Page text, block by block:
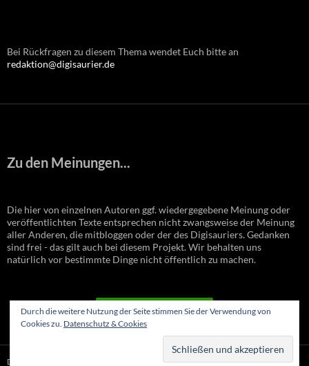
Bei Rückfragen zu diesem Thema wendet Euch bitte an
redaktion@digisaurier.de
Zu den Meinungen...
Die hier von einzelnen Autoren ggf. wiedergegebene Meinung oder
veröffentlichten Texte entsprechen nicht zwangsweise der Meinung
aller Anderen, die mitbloggen oder der des Digisauriers. Gedanken
sind frei - das gilt auch bei diesem Projekt. Wir behalten uns
natürlich vor bestimmte Dinge nicht öffentlich zu machen.
VERTRAG WIDERRUFEN
Durch die weitere Nutzung der Seite stimmen Sie der Verwendung von
Cookies zu. Datenschutz & Cookies
Datenschutzerklärung Stolz präsentiert von WordPress